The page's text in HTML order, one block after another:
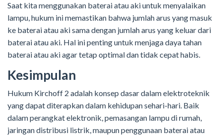
Saat kita menggunakan baterai atau aki untuk menyalaikan
lampu, hukum ini memastikan bahwa jumlah arus yang masuk
ke baterai atau aki sama dengan jumlah arus yang keluar dari
baterai atau aki. Hal ini penting untuk menjaga daya tahan
baterai atau aki agar tetap optimal dan tidak cepat habis.
Kesimpulan
Hukum Kirchoff 2 adalah konsep dasar dalam elektroteknik
yang dapat diterapkan dalam kehidupan sehari-hari. Baik
dalam perangkat elektronik, pemasangan lampu di rumah,
jaringan distribusi listrik, maupun penggunaan baterai atau